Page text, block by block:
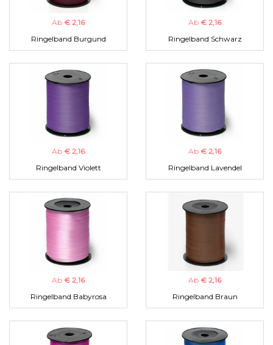
Ab € 2,16
Ringelband Burgund
Ab € 2,16
Ringelband Schwarz
Ab € 2,16
Ringelband Violett
Ab € 2,16
Ringelband Lavendel
Ab € 2,16
Ringelband Babyrosa
Ab € 2,16
Ringelband Braun